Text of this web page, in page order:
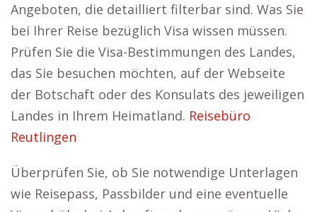
Angeboten, die detailliert filterbar sind. Was Sie
bei Ihrer Reise bezüglich Visa wissen müssen.
Prüfen Sie die Visa-Bestimmungen des Landes,
das Sie besuchen möchten, auf der Webseite
der Botschaft oder des Konsulats des jeweiligen
Landes in Ihrem Heimatland. Reisebüro
Reutlingen
Überprüfen Sie, ob Sie notwendige Unterlagen
wie Reisepass, Passbilder und eine eventuelle